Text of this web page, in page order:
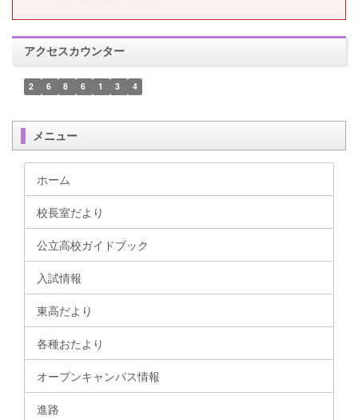
アクセスカウンター
2 6 8 6 1 3 4
メニュー
ホーム
校長室だより
公立高校ガイドブック
入試情報
東高だより
各種おたより
オープンキャンパス情報
進路